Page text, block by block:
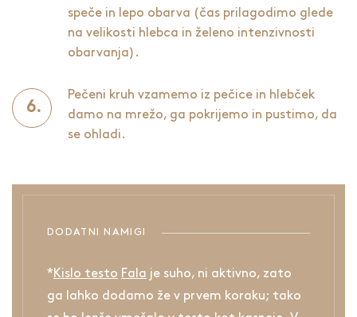
speče in lepo obarva (čas prilagodimo glede
na velikosti hlebca in želeno intenzivnosti
obarvanja).
Pečeni kruh vzamemo iz pečice in hlebček
damo na mrežo, ga pokrijemo in pustimo, da
se ohladi.
DODATNI NAMIGI
* Kislo testo Fala je suho, ni aktivno, zato
ga lahko dodamo že v prvem koraku; tako